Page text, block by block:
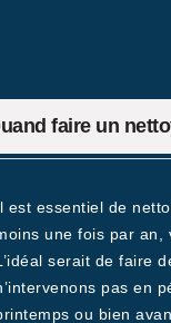
faire un
est essentiel de
une fois par an,
serait de faire
pas en
ou bien